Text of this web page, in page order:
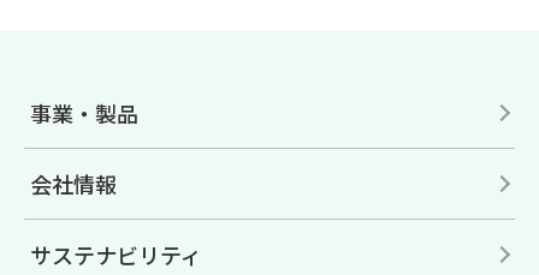
事業・製品
会社情報
サステナビリティ